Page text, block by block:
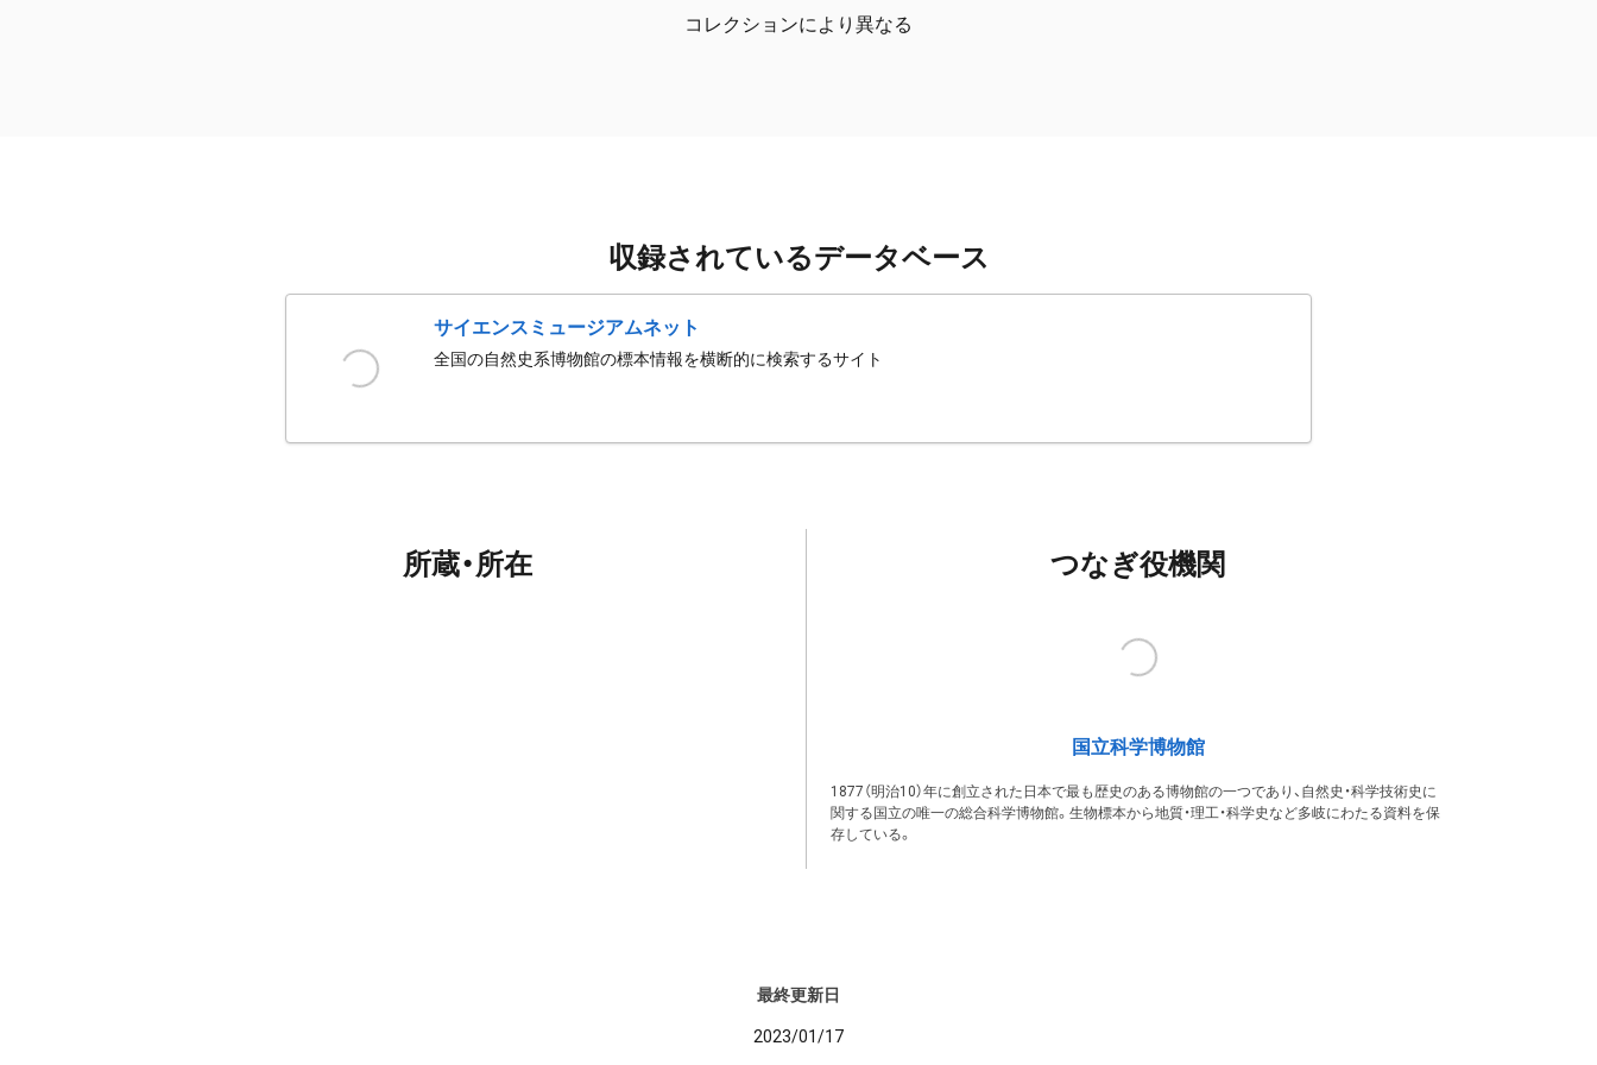
コレクションにより異なる
収録されているデータベース
サイエンスミュージアムネット
全国の自然史系博物館の標本情報を横断的に検索するサイト
所蔵・所在 つなぎ役機関
国立科学博物館
1877（明治10）年に創立された日本で最も歴史のある博物館の一つであり、自然史・科学技術史に
関する国立の唯一の総合科学博物館。生物標本から地質・理工・科学史など多岐にわたる資料を保
存している。
最終更新日
2023/01/17